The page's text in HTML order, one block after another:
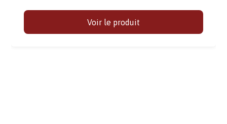
Voir le produit